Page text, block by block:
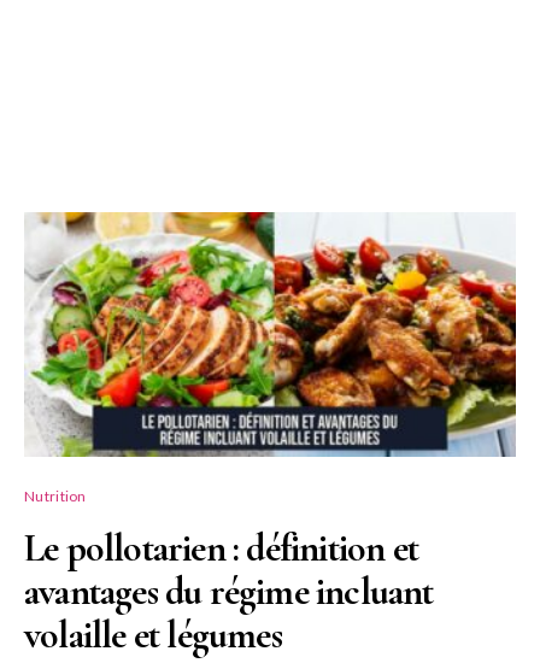
Nutrition
Le pollotarien : définition et
avantages du régime incluant
volaille et légumes